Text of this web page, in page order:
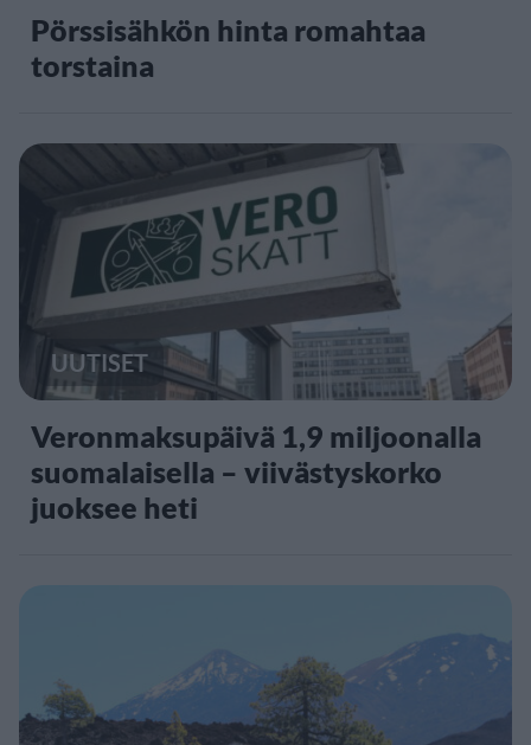
Pörssisähkön hinta romahtaa
torstaina
UUTISET
Veronmaksupäivä 1,9 miljoonalla
suomalaisella – viivästyskorko
juoksee heti